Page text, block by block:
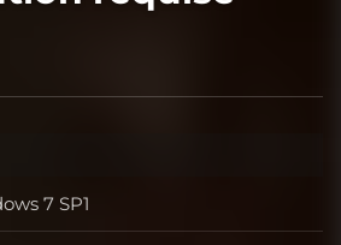
7 SP1